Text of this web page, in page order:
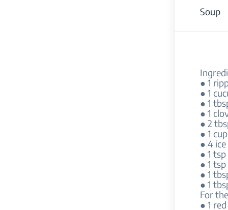
Soup
● 1
● 1
● 1
● 1
● 2
● 1
● 4
● 1
● 1
● 1
● 1
For
● 1